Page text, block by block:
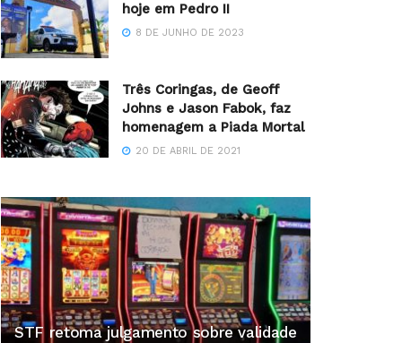
hoje em Pedro II
8 DE JUNHO DE 2023
Três Coringas, de Geoff
Johns e Jason Fabok, faz
homenagem a Piada Mortal
20 DE ABRIL DE 2021
STF retoma julgamento sobre validade